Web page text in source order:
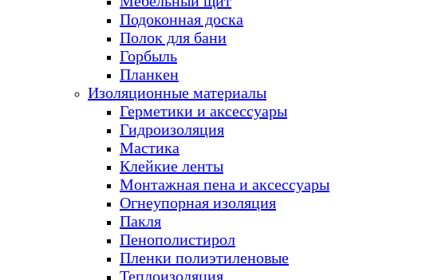
Подоконная доска
Полок для бани
Горбыль
Планкен
Изоляционные материалы
Герметики и аксессуары
Гидроизоляция
Мастика
Клейкие ленты
Монтажная пена и аксессуары
Огнеупорная изоляция
Пакля
Пенополистирол
Пленки полиэтиленовые
Теплоизоляция